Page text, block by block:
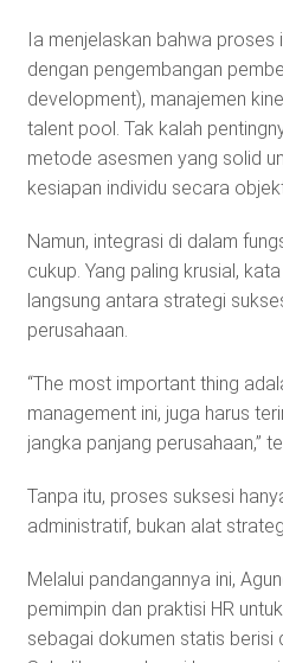
Ia menjelaskan bahwa proses
dengan pengembangan
development), manajemen
talent pool. Tak kalah
metode asesmen yang solid
kesiapan individu secara
Namun, integrasi di dalam
cukup. Yang paling krusial,
langsung antara strategi
perusahaan.
“The most important thing
management ini, juga harus
jangka panjang perusahaan,”
Tanpa itu, proses suksesi
administratif, bukan alat
Melalui pandangannya ini,
pemimpin dan praktisi HR
sebagai dokumen statis berisi